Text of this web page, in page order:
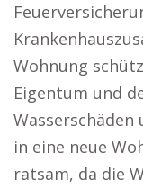
Wohnung
Eigentum und
Wasserschäden
in eine neue
ratsam, da die